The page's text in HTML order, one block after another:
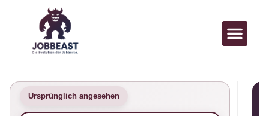
Ursprünglich angesehen